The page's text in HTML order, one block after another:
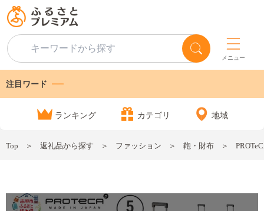
メニュー
注目ワード
ランキング カテゴリ 地域
Top 返礼品から探す ファッション 鞄・財布